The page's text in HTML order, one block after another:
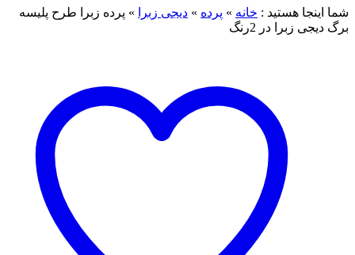
شما اینجا هستید : خانه » پرده » دیجی زبرا » پرده زبرا طرح پلیسه
برگ دیجی زبرا در 2رنگ